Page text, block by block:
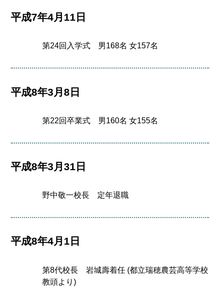
平成7年4月11日
第24回入学式 男168名 女157名
平成8年3月8日
第22回卒業式 男160名 女155名
平成8年3月31日
野中敬一校長 定年退職
平成8年4月1日
第8代校長 岩城壽着任 (都立瑞穂農芸高等学校
教頭より)